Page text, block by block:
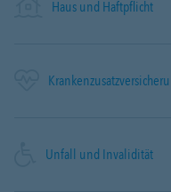
Haus und Haftpflicht
Unfall und Invalidität